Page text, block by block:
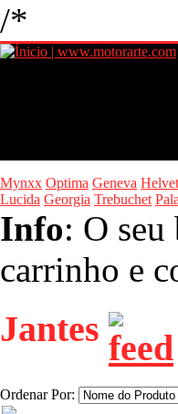
/*
Mynxx Optima Geneva
Lucida Georgia Trebuchet
Info: O
carrinho e
Jantes
Ordenar Por: